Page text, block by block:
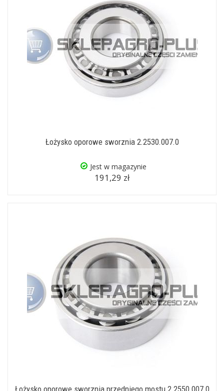
Łożysko oporowe sworznia 2.2530.007.0
Jest w magazynie
191,29 zł
Łożysko oporowe sworznia przedniego mostu 2.2550.007.0